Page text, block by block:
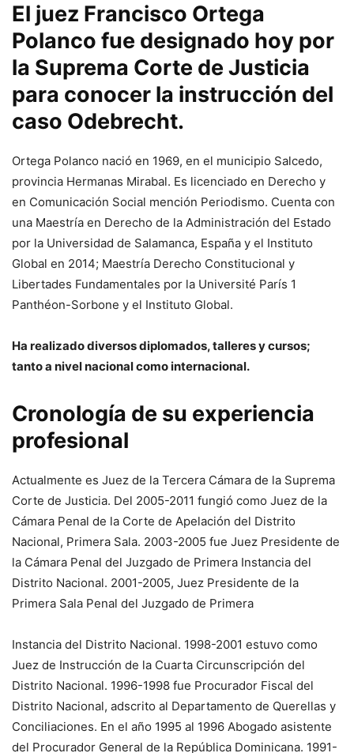
El juez Francisco Ortega
Polanco fue designado hoy por
la Suprema Corte de Justicia
para conocer la instrucción del
caso Odebrecht.
Ortega Polanco nació en 1969, en el municipio Salcedo,
provincia Hermanas Mirabal. Es licenciado en Derecho y
en Comunicación Social mención Periodismo. Cuenta con
una Maestría en Derecho de la Administración del Estado
por la Universidad de Salamanca, España y el Instituto
Global en 2014; Maestría Derecho Constitucional y
Libertades Fundamentales por la Université París 1
Panthéon-Sorbone y el Instituto Global.
Ha realizado diversos diplomados, talleres y cursos;
tanto a nivel nacional como internacional.
Cronología de su experiencia
profesional
Actualmente es Juez de la Tercera Cámara de la Suprema
Corte de Justicia. Del 2005-2011 fungió como Juez de la
Cámara Penal de la Corte de Apelación del Distrito
Nacional, Primera Sala. 2003-2005 fue Juez Presidente de
la Cámara Penal del Juzgado de Primera Instancia del
Distrito Nacional. 2001-2005, Juez Presidente de la
Primera Sala Penal del Juzgado de Primera
Instancia del Distrito Nacional. 1998-2001 estuvo como
Juez de Instrucción de la Cuarta Circunscripción del
Distrito Nacional. 1996-1998 fue Procurador Fiscal del
Distrito Nacional, adscrito al Departamento de Querellas y
Conciliaciones. En el año 1995 al 1996 Abogado asistente
del Procurador General de la República Dominicana. 1991-